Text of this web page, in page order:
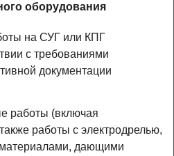
оборудования
на СУГ или КПГ
с требованиями
документации
работы (включая
работы с электродрелью,
дающими